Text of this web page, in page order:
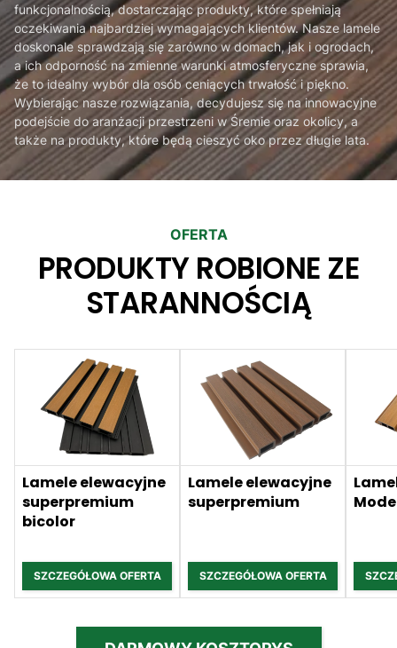
funkcjonalnością, dostarczając produkty, które spełniają
oczekiwania najbardziej wymagających klientów. Nasze lamele
doskonale sprawdzają się zarówno w domach, jak i ogrodach,
a ich odporność na zmienne warunki atmosferyczne sprawia,
że to idealny wybór dla osób ceniących trwałość i piękno.
Wybierając nasze rozwiązania, decydujesz się na innowacyjne
podejście do aranżacji przestrzeni w Śremie oraz okolicy, a
także na produkty, które będą cieszyć oko przez długie lata.
OFERTA
PRODUKTY ROBIONE ZE
STARANNOŚCIĄ
Lamele elewacyjne
superpremium
bicolor
SZCZEGÓŁOWA OFERTA
Lamele elewacyjne
superpremium
SZCZEGÓŁOWA OFERTA